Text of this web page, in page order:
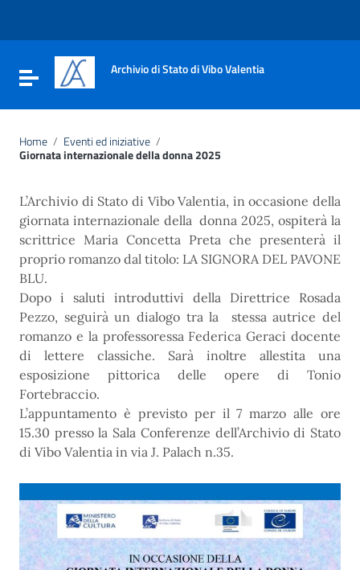
Vai al footer
Attiva / disattiva la navigazione
Archivio di Stato di Vibo Valentia
Home / Eventi ed iniziative /
Giornata internazionale della donna 2025
L’Archivio di Stato di Vibo Valentia, in occasione della
giornata internazionale della donna 2025, ospiterà la
scrittrice Maria Concetta Preta che presenterà il
proprio romanzo dal titolo: LA SIGNORA DEL PAVONE
BLU.
Dopo i saluti introduttivi della Direttrice Rosada
Pezzo, seguirà un dialogo tra la stessa autrice del
romanzo e la professoressa Federica Geraci docente
di lettere classiche. Sarà inoltre allestita una
esposizione pittorica delle opere di Tonio
Fortebraccio.
L’appuntamento è previsto per il 7 marzo alle ore
15.30 presso la Sala Conferenze dell’Archivio di Stato
di Vibo Valentia in via J. Palach n.35.